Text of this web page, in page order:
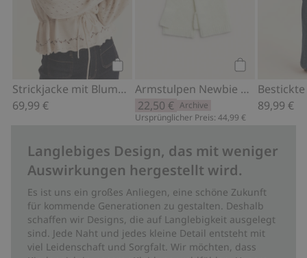
Kaufen
Strickjacke mit Blumen Newbie Woman
69,99 €
Armstulpen Newbie Woman
22,50 € Archive
Ursprünglicher Preis: 44,99 €
89,99 €
Langlebiges Design, das mit weniger
Auswirkungen hergestellt wird.
Es ist uns ein großes Anliegen, eine schöne Zukunft
für kommende Generationen zu gestalten. Deshalb
schaffen wir Designs, die auf Langlebigkeit ausgelegt
sind. Jede Naht und jedes kleine Detail entsteht mit
viel Leidenschaft und Sorgfalt. Wir möchten, dass